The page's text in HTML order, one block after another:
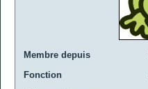
Membre depuis
Fonction